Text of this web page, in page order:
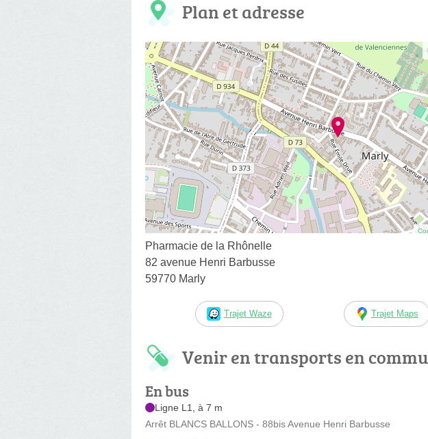
Plan et adresse
Pharmacie de la Rhônelle
82 avenue Henri Barbusse
59770 Marly
Trajet Waze Trajet Maps
Venir en transports en
En bus
Ligne L1, à 7 m
Arrêt BLANCS BALLONS - 88bis Avenue Henri Barbusse